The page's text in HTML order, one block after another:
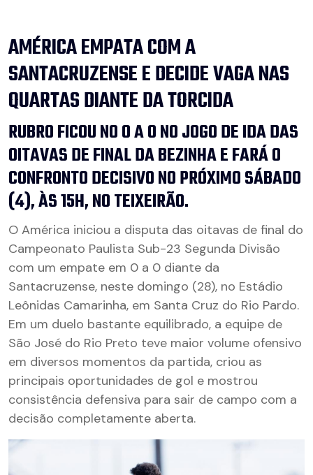
AMÉRICA EMPATA COM A
SANTACRUZENSE E DECIDE VAGA NAS
QUARTAS DIANTE DA TORCIDA
RUBRO FICOU NO 0 A 0 NO JOGO DE IDA DAS
OITAVAS DE FINAL DA BEZINHA E FARÁ O
CONFRONTO DECISIVO NO PRÓXIMO SÁBADO
(4), ÀS 15H, NO TEIXEIRÃO.
O América iniciou a disputa das oitavas de final do
Campeonato Paulista Sub-23 Segunda Divisão
com um empate em 0 a 0 diante da
Santacruzense, neste domingo (28), no Estádio
Leônidas Camarinha, em Santa Cruz do Rio Pardo.
Em um duelo bastante equilibrado, a equipe de
São José do Rio Preto teve maior volume ofensivo
em diversos momentos da partida, criou as
principais oportunidades de gol e mostrou
consistência defensiva para sair de campo com a
decisão completamente aberta.